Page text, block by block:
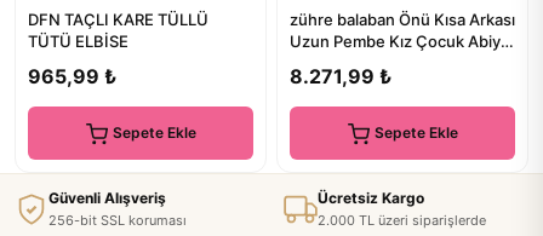
DFN TAÇLI KARE TÜLLÜ
TÜTÜ ELBİSE
965,99 ₺
Sepete Ekle
zühre balaban Önü Kısa Arkası
Uzun Pembe Kız Çocuk Abiye
8.271,99 ₺
Sepete Ekle
Güvenli Alışveriş
256-bit SSL koruması
Ücretsiz Kargo
2.000 TL üzeri siparişlerde